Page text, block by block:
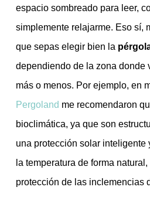
espacio sombreado para leer,
simplemente relajarme. Eso sí,
que sepas elegir bien la
dependiendo de la zona donde
más o menos. Por ejemplo, en
Pergoland me recomendaron
bioclimática, ya que son
una protección solar inteligente
la temperatura de forma
protección de las inclemencias